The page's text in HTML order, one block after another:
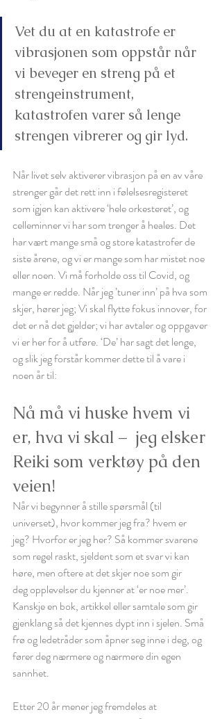
Vet du at en katastrofe er
vibrasjonen som oppstår når
vi beveger en streng på et
strengeinstrument,
katastrofen varer så lenge
strengen vibrerer og gir lyd.
Når livet selv aktiverer vibrasjon på en av våre
strenger går det rett inn i følelsesregisteret
som igjen kan aktivere ‘hele orkesteret’, og
celleminner vi har som trenger å heales. Det
har vært mange små og store katastrofer de
siste årene, og vi er mange som har mistet noe
eller noen. Vi må forholde oss til Covid, og
mange er redde. Når jeg ’tuner inn’ på hva som
skjer, hører jeg; Vi skal flytte fokus innover, for
det er nå det gjelder; vi har avtaler og oppgaver
vi er her for å utføre. ‘De’ har sagt det lenge,
og slik jeg forstår kommer dette til å vare i
noen år til:
Nå må vi huske hvem vi
er, hva vi skal –  jeg elsker
Reiki som verktøy på den
veien!
Når vi begynner å stille spørsmål (til
universet), hvor kommer jeg fra? hvem er
jeg? Hvorfor er jeg her? Så kommer svarene
som regel raskt, sjeldent som et svar vi kan
høre, men oftere at det skjer noe som gir
deg opplevelser du kjenner at ‘er noe mer’.
Kanskje en bok, artikkel eller samtale som gir
gjenklang så det kjennes dypt inn i sjelen. Små
frø og ledetråder som åpner seg inne i deg, og
fører deg nærmere og nærmere din egen
sannhet.
Etter 20 år mener jeg fremdeles at